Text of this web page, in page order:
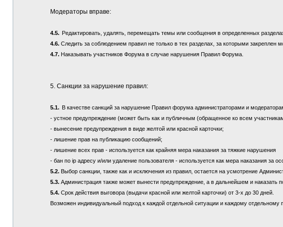
Модераторы вправе:
4.5. Редактировать, удалять, перемещать темы или сообщения в определенных
4.6.Следить за соблюдением правил не только в тех разделах, за которыми закреплен
4.7.Наказывать участников Форума в случае нарушения Правил Форума.
5. Санкции за нарушение правил:
5.1. В качестве санкций за нарушение Правил форума администраторами и
- устное предупреждение (может быть как и публичным (обращенное ко всем
- вынесение предупреждения в виде желтой или красной карточки;
- лишение прав на публикацию сообщений;
- лишение всех прав - используется как крайняя мера наказания за тяжкие нарушения
- бан по ip адресу и/или удаление пользователя - используется как мера наказания за
5.2.Выбор санкции, также как и исключения из правил, остается на усмотрение
5.3.Администрация также может вынести предупреждение, а в дальнейшем и наказать
5.4.Срок действия выговора (выдачи красной или желтой карточки) от 3-х до 30 дней.
Возможен индивидуальный подход к каждой отдельной ситуации и каждому отдельному